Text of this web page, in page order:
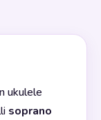
ukulele
soprano